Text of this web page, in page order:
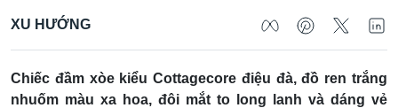
XU HƯỚNG
Chiếc đầm xòe kiểu Cottagecore điệu đà, đồ ren trắng
nhuốm màu xa hoa, đôi mắt to long lanh và dáng vẻ